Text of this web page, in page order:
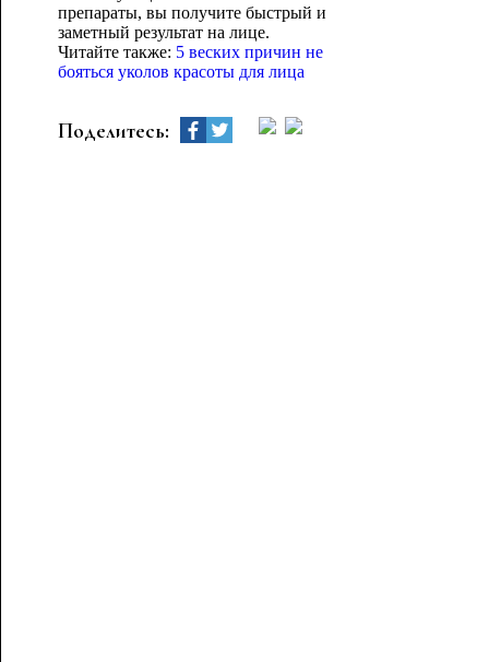
препараты, вы получите быстрый и
заметный результат на лице.
Читайте также: 5 веских причин не
бояться уколов красоты для лица
Поделитесь: